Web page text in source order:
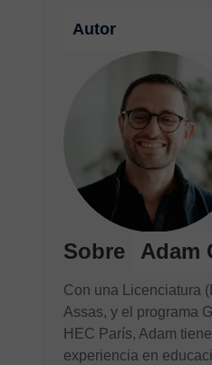
Autor
Sobre Adam
Con una Licenciatura
Assas, y el programa
HEC París, Adam
experiencia en